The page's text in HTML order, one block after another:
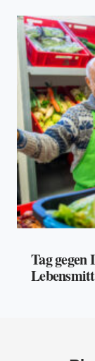
Tag gegen